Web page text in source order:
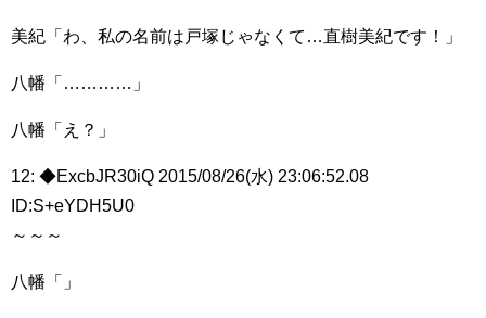
美紀「わ、私の名前は戸塚じゃなくて…直樹美紀です！」
八幡「…………」
八幡「え？」
12: ◆ExcbJR30iQ 2015/08/26(水) 23:06:52.08
ID:S+eYDH5U0
～～～
八幡「」